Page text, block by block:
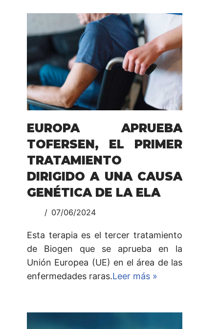
EUROPA APRUEBA
TOFERSEN, EL PRIMER
TRATAMIENTO
DIRIGIDO A UNA CAUSA
GENÉTICA DE LA ELA
07/06/2024
Esta terapia es el tercer tratamiento
de Biogen que se aprueba en la
Unión Europea (UE) en el área de las
enfermedades raras.Leer más »